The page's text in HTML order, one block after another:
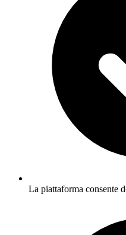
La piattaforma consente